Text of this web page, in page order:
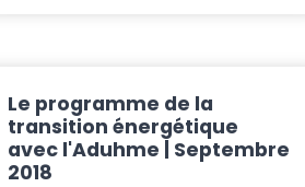
Le programme de la
transition énergétique
avec l'Aduhme | Septembre
2018